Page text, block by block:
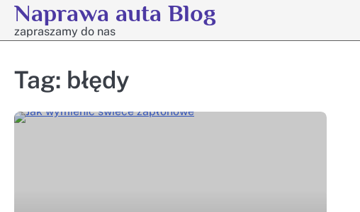
Skip
content
Naprawa auta Blog
zapraszamy do nas
Tag: błędy